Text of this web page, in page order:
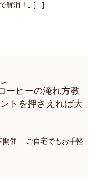
解消！｣ […]
ーヒーの淹れ方教
トを押さえれば大
開催 ご自宅でもお手軽